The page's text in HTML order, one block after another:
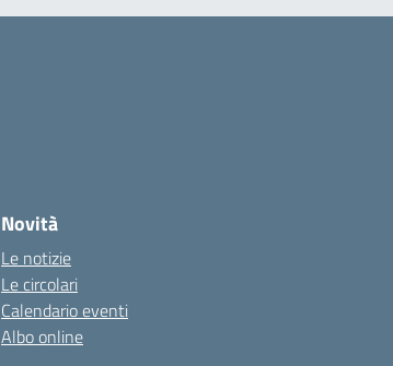
Novità
Le notizie
Le circolari
Calendario eventi
Albo online